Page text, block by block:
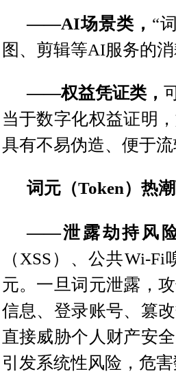
——AI场景类， “
图、剪辑等AI服务的
——权益凭证类，
当于数字化权益证明
具有不易伪造、便于
词元（Token）热
——泄露劫持风
（XSS）、公共Wi-
元。一旦词元泄露，
信息、登录账号、篡
直接威胁个人财产安
引发系统性风险，危